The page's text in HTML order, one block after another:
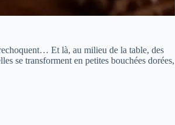
Et là, au milieu de la table, des
se transforment en petites bouchées dorées,